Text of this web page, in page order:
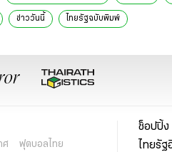
ข่าววันนี้ ไทยรัฐฉบับพิมพ์
ศ
ฟุตบอลไทย
ช็อปปิ้ง
ไทยรัฐ